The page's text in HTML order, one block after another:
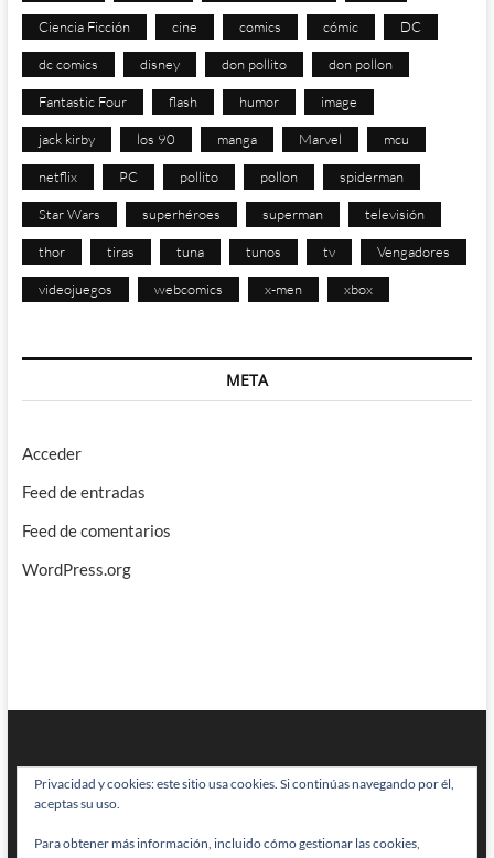
Ciencia Ficción cine comics cómic DC
dc comics disney don pollito don pollon
Fantastic Four flash humor image
jack kirby los 90 manga Marvel mcu
netflix PC pollito pollon spiderman
Star Wars superhéroes superman televisión
thor tiras tuna tunos tv Vengadores
videojuegos webcomics x-men xbox
META
Acceder
Feed de entradas
Feed de comentarios
WordPress.org
BRAINSTOMPING| Diseñado por:Theme Freesia|WordPress| © Todos
Privacidad y cookies: este sitio usa cookies. Si continúas navegando por él,
aceptas su uso.
Para obtener más información, incluido cómo gestionar las cookies,